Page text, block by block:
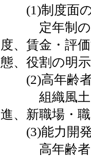
(1)制度面の
定年制の廃
度、賃金・評
態、役割の明
(2)高年齢者
組織風土の
進、新職場・
(3)能力開
高年齢者を